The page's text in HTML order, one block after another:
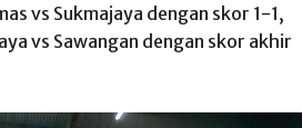
vs Sukmajaya dengan skor 1-1,
vs Sawangan dengan skor akhir